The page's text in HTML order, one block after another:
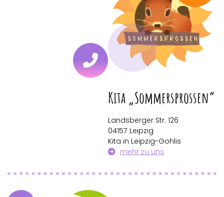
Kita „Sommersprossen“
Landsberger Str. 126
04157 Leipzig
Kita in Leipzig-Gohlis
mehr zu uns